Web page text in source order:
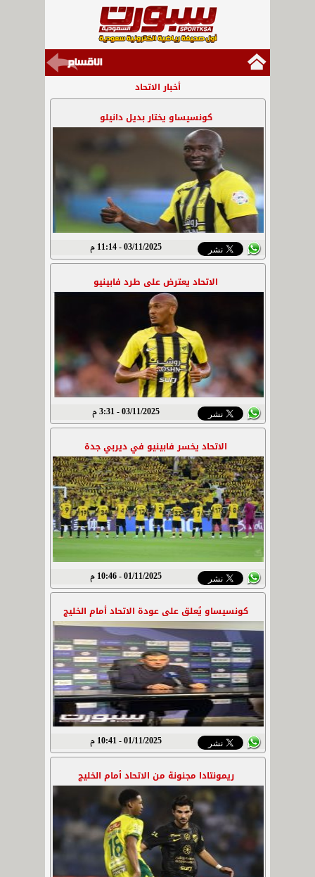
أخبار الاتحاد
كونسيساو يختار بديل دانيلو
03/11/2025 - 11:14 م
الاتحاد يعترض على طرد فابينيو
03/11/2025 - 3:31 م
الاتحاد يخسر فابينيو في ديربي جدة
01/11/2025 - 10:46 م
كونسيساو يُعلق على عودة الاتحاد أمام الخليج
01/11/2025 - 10:41 م
ريمونتادا مجنونة من الاتحاد أمام الخليج